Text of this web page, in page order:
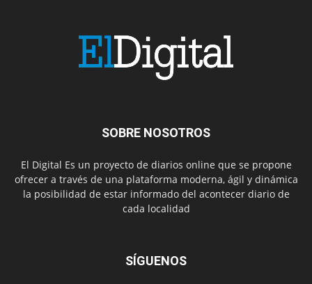
SOBRE NOSOTROS
El Digital Es un proyecto de diarios online que se propone
ofrecer a través de una plataforma moderna, ágil y dinámica
la posibilidad de estar informado del acontecer diario de
cada localidad
SÍGUENOS